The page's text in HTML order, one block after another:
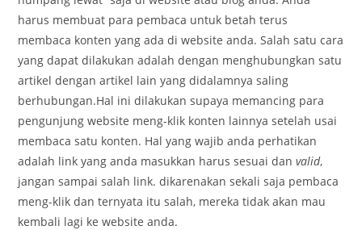
harus membuat para pembaca untuk betah terus
membaca konten yang ada di website anda. Salah satu cara
yang dapat dilakukan adalah dengan menghubungkan satu
artikel dengan artikel lain yang didalamnya saling
berhubungan.Hal ini dilakukan supaya memancing para
pengunjung website meng-klik konten lainnya setelah usai
membaca satu konten. Hal yang wajib anda perhatikan
adalah link yang anda masukkan harus sesuai danvalid,
jangan sampai salah link. dikarenakan sekali saja pembaca
meng-klik dan ternyata itu salah, mereka tidak akan mau
kembali lagi ke website anda.